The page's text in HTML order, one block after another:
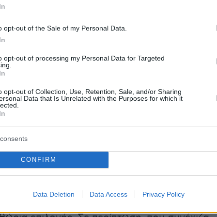
opt-out of the Sale of my Personal Data.
opt-out of processing my Personal Data for Targeted
opt-out of Collection, Use, Retention, Sale, and/or Sharing
Data that Is Unrelated with the Purposes for which it
CONFIRM
Data Deletion Data Access Privacy Policy
ποστάρισμα του στα social media:
το πάθος και την αγάπη μου για την
Μετα την ολοκλήρωση της σεζόν του NBA,
το κορμί μου στα όρια του, προκειμένου να
Δυστυχώς, μετά από μήνες δουλειας αλλά και
με το ιατρικό team, είναι πλέον
στο Παγκόσμιο.
δεν ήταν επιλογη μου και πλέον πρέπει
δουλειά ώστε να επιστρέψω στο επίπεδο
όλα αυτά τα χρόνια. Η απογοήτευση είναι